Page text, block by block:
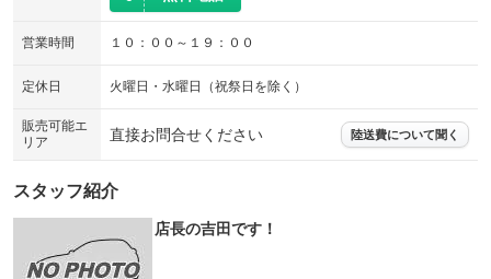
営業時間 １０：００～１９：００
定休日 火曜日・水曜日（祝祭日を除く）
販売可能エ
リア
直接お問合せください 陸送費について聞く
スタッフ紹介
店長の吉田です！